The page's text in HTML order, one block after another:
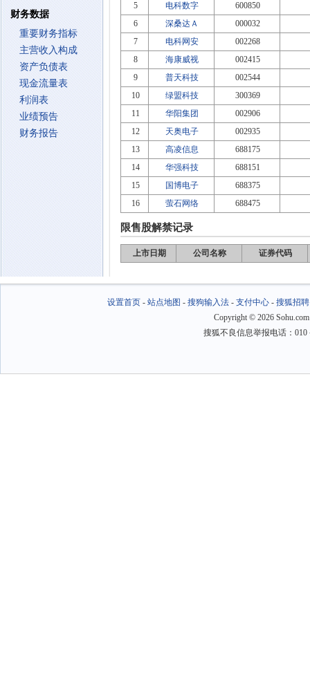
财务数据
重要财务指标
主营收入构成
资产负债表
现金流量表
利润表
业绩预告
财务报告
5
电科数字
600850
6
深桑达Ａ
000032
7
电科网安
002268
8
海康威视
002415
9
普天科技
002544
10
绿盟科技
300369
11
华阳集团
002906
12
天奥电子
002935
13
高凌信息
688175
14
华强科技
688151
15
国博电子
688375
16
萤石网络 688475
限售股解禁记录
上市日期 公司名称 证券代码
设置首页- 站点地图 - 搜狗输入法- 支付中心- 搜狐招聘
Copyright © 2026
搜狐不良信息举报电话：010